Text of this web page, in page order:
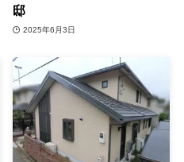
邸
2025年6月3日